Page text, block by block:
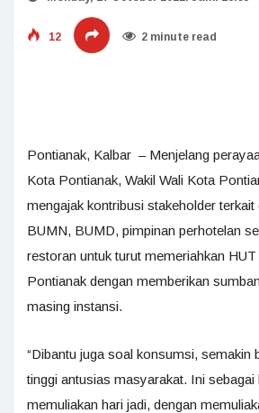
12 2 minute read
Pontianak, Kalbar – Menjelang
Kota Pontianak, Wakil Wali Kota
mengajak kontribusi stakeholder terkait
BUMN, BUMD, pimpinan perhotelan
restoran untuk turut memeriahkan
Pontianak dengan memberikan
masing instansi.
“Dibantu juga soal konsumsi, semakin
tinggi antusias masyarakat. Ini sebagai
memuliakan hari jadi, dengan